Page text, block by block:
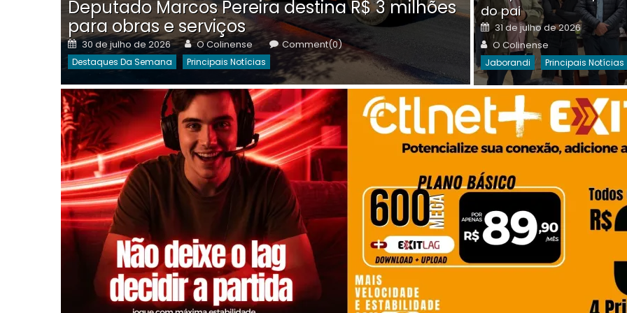
Deputado Marcos Pereira destina R$ 3 milhões
para obras e serviços
Posted
on
30 de julho de 2026 Author
O Colinense Comment(0)
Destaques Da Semana Principais Notícias
on
Destaques Da Semana
do pai
Posted
on
31 de julho de 2026
Author
O Colinense
Jaborandi Principais Notícias